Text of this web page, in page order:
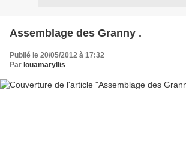
Assemblage des Granny .
Publié le 20/05/2012 à 17:32
Par louamaryllis